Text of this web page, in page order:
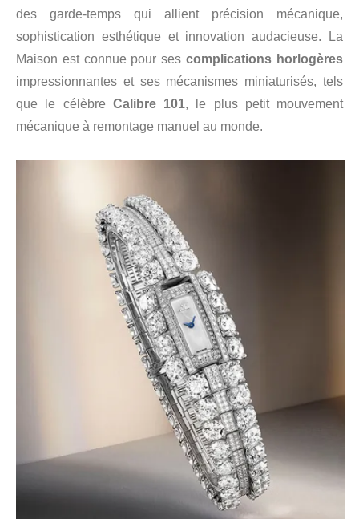
des garde-temps qui allient précision mécanique,
sophistication esthétique et innovation audacieuse. La
Maison est connue pour sescomplications horlogères
impressionnantes et ses mécanismes miniaturisés, tels
que le célèbre Calibre 101, le plus petit mouvement
mécanique à remontage manuel au monde.